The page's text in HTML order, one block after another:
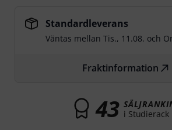
Standardleverans
Väntas mellanTis., 11.08. och
Fraktinformation
43 i Studierack